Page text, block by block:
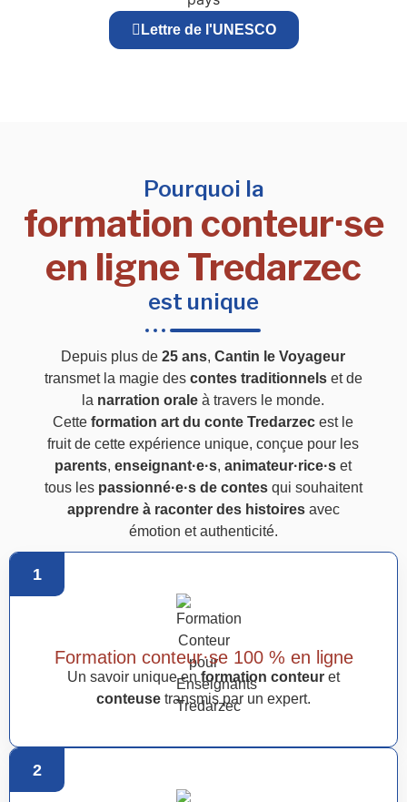
Lettre de l'UNESCO
Pourquoi la
formation conteur·se
en ligne Tredarzec
est unique
Depuis plus de25 ans,Cantin le Voyageur
transmet la magie des contes traditionnelset de
la narration orale à travers le monde.
Cetteformation art du conte Tredarzec est le
fruit de cette expérience unique, conçue pour les
parents,enseignant·e·s,animateur·rice·s et
tous les passionné·e·s de contesqui souhaitent
apprendre à raconter des histoiresavec
émotion et authenticité.
1
Formation conteur·se 100 % en ligne
Un savoir unique en formation conteur et
conteuse transmis par un expert.
2